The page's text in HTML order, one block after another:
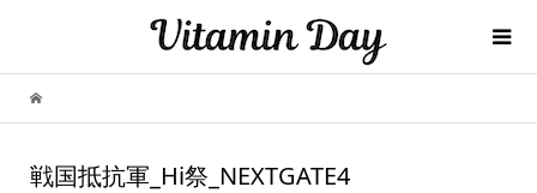
戦国抵抗軍_Hi祭_NEXTGATE4